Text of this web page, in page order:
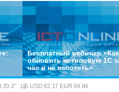
Бесплатный вебинар «Как
обновить нетиповую 1С
час и не вспотеть»
20.3° ЦБ USD 82.17 EUR 94.84